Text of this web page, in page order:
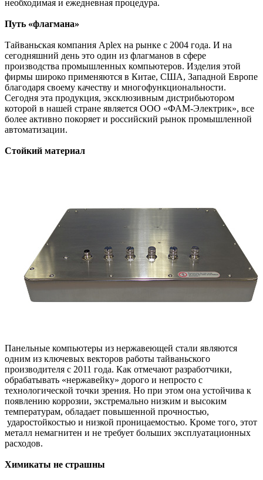
необходимая и ежедневная процедура.
Путь «флагмана»
Тайваньская компания Aplex на рынке с 2004 года. И на
сегодняшний день это один из флагманов в сфере
производства промышленных компьютеров. Изделия этой
фирмы широко применяются в Китае, США, Западной Европе
благодаря своему качеству и многофункциональности.
Сегодня эта продукция, эксклюзивным дистрибьютором
которой в нашей стране является ООО «ФАМ-Электрик», все
более активно покоряет и российский рынок промышленной
автоматизации.
Стойкий материал
Панельные компьютеры из нержавеющей стали являются
одним из ключевых векторов работы тайваньского
производителя с 2011 года. Как отмечают разработчики,
обрабатывать «нержавейку» дорого и непросто с
технологической точки зрения. Но при этом она устойчива к
появлению коррозии, экстремально низким и высоким
температурам, обладает повышенной прочностью,
ударостойкостью и низкой проницаемостью. Кроме того, этот
металл немагнитен и не требует больших эксплуатационных
расходов.
Химикаты не страшны